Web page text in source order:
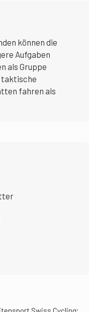
können die
Aufgaben
als Gruppe
taktische
fahren als